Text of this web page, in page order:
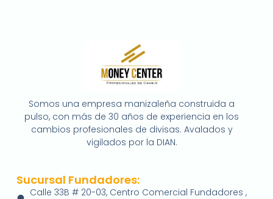
Somos una empresa manizaleña construida a
pulso, con más de 30 años de experiencia en los
cambios profesionales de divisas. Avalados y
vigilados por la DIAN.
Sucursal Fundadores:
Calle 33B # 20-03, Centro Comercial Fundadores ,